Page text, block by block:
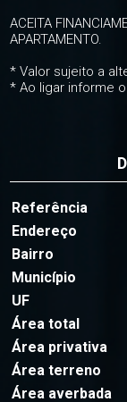
ACEITA
APARTAMENTO.
* Valor sujeito a
* Ao ligar informe
Referência
Endereço
Bairro
Município
UF
Área total
Área privativa
Área terreno
Área averbada